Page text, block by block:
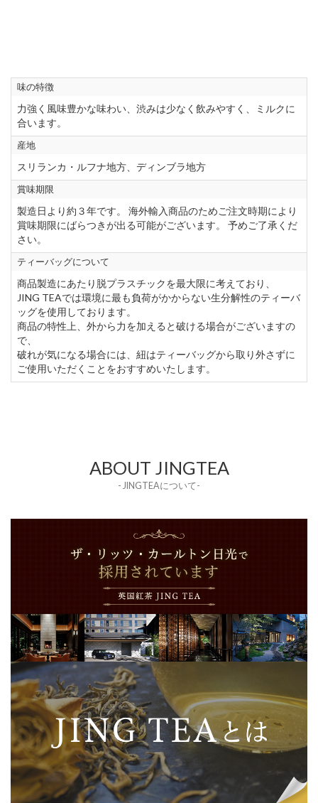
味の特徴
力強く風味豊かな味わい、渋みは少なく飲みやすく、ミルクに
合います。
産地
スリランカ・ルフナ地方、ディンブラ地方
賞味期限
製造日より約３年です。 海外輸入商品のためご注文時期により
賞味期限にばらつきが出る可能がございます。 予めご了承くだ
さい。
ティーバッグについて
商品製造にあたり脱プラスチックを最大限に考えており、
JING TEAでは環境に最も負荷がかからない生分解性のティーバ
ッグを使用しております。
商品の特性上、外から力を加えると破ける場合がございますの
で、
破れが気になる場合には、紐はティーバッグから取り外さずに
ご使用いただくことをおすすめいたします。
ABOUT JINGTEA
- JINGTEAについて-